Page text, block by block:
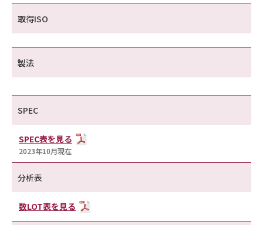
取得ISO
製法
SPEC
SPEC表を見る
2023年10月現在
分析表
数LOT表を見る